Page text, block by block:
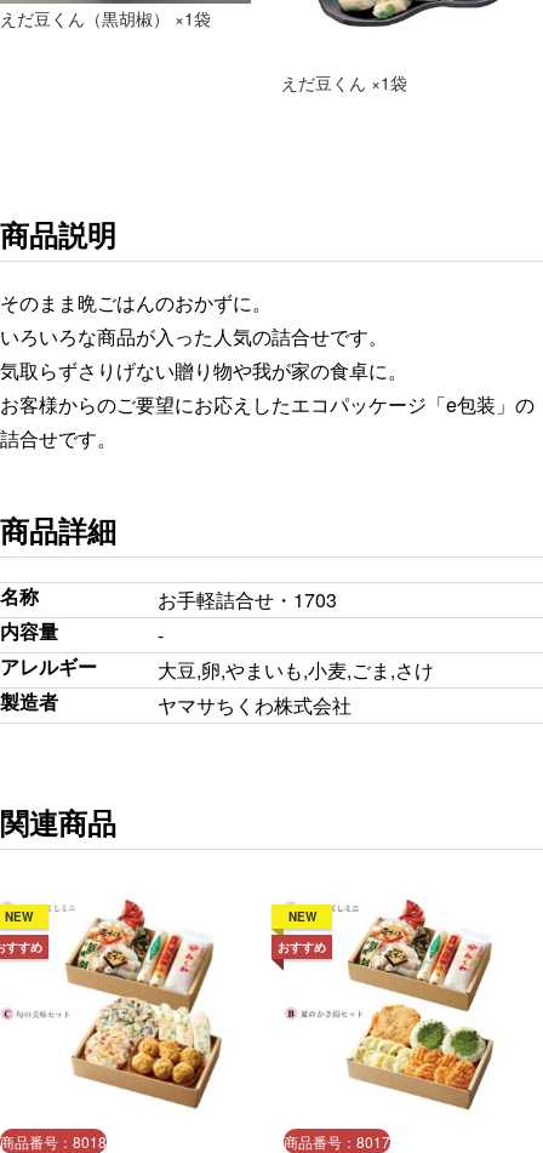
えだ豆くん（黒胡椒） ×1袋
えだ豆くん ×1袋
商品説明
そのまま晩ごはんのおかずに。
いろいろな商品が入った人気の詰合せです。
気取らずさりげない贈り物や我が家の食卓に。
お客様からのご要望にお応えしたエコパッケージ「e包装」の
詰合せです。
商品詳細
名称
お手軽詰合せ・1703
内容量
-
アレルギー
大豆,卵,やまいも,小麦,ごま,さけ
製造者
ヤマサちくわ株式会社
関連商品
NEW
すすめ
商品番号：8018
NEW
おすすめ
商品番号：8017